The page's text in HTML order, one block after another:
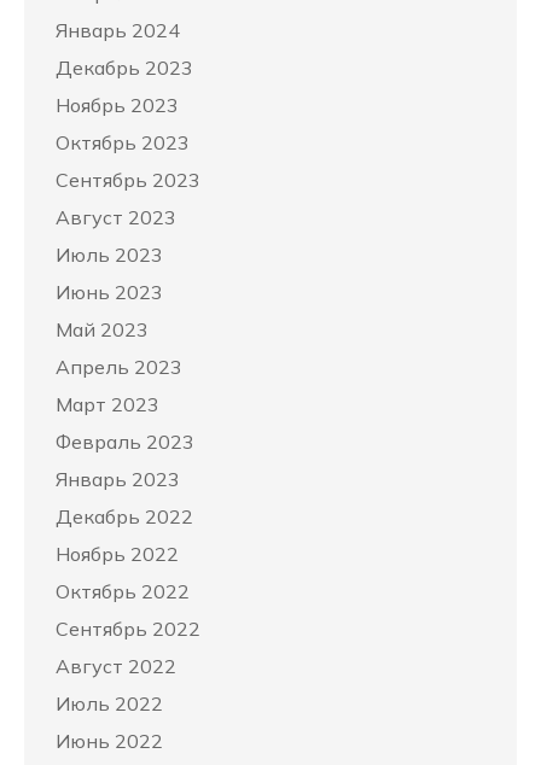
Январь 2024
Декабрь 2023
Ноябрь 2023
Октябрь 2023
Сентябрь 2023
Август 2023
Июль 2023
Июнь 2023
Май 2023
Апрель 2023
Март 2023
Февраль 2023
Январь 2023
Декабрь 2022
Ноябрь 2022
Октябрь 2022
Сентябрь 2022
Август 2022
Июль 2022
Июнь 2022